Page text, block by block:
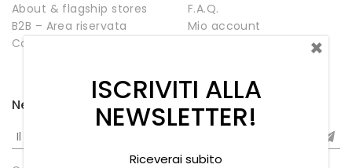
About & flagship stores
B2B – Area riservata
Contatti
F.A.Q.
Mio account
Newsletter ISCRIVITI ALLA
NEWSLETTER!
Riceverai subito
×